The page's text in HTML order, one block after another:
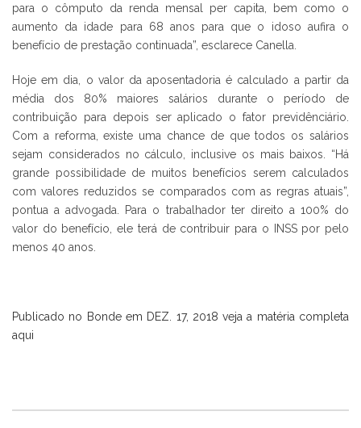
para o cômputo da renda mensal per capita, bem como o
aumento da idade para 68 anos para que o idoso aufira o
benefício de prestação continuada”, esclarece Canella.
Hoje em dia, o valor da aposentadoria é calculado a partir da
média dos 80% maiores salários durante o período de
contribuição para depois ser aplicado o fator previdênciário.
Com a reforma, existe uma chance de que todos os salários
sejam considerados no cálculo, inclusive os mais baixos. “Há
grande possibilidade de muitos benefícios serem calculados
com valores reduzidos se comparados com as regras atuais”,
pontua a advogada. Para o trabalhador ter direito a 100% do
valor do benefício, ele terá de contribuir para o INSS por pelo
menos 40 anos.
Publicado no Bonde em DEZ. 17, 2018 veja a matéria completa
aqui